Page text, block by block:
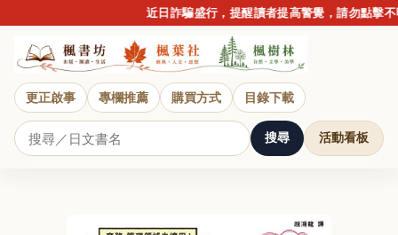
近日詐騙盛行，提醒讀者提高警覺，請勿點擊不明
更正啟事 專欄推薦 購買方式 目錄下載
搜尋 活動看板